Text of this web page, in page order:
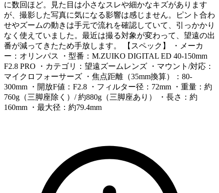
に数回ほど。見た目は小さなスレや細かなキズがあります
が、撮影した写真に気になる影響は感じません。ピント合わ
せやズームの動きは手元で流れを確認していて、引っかかり
なく使えていました。最近は撮る対象が変わって、望遠の出
番が減ってきたため手放します。 【スペック】 ・メーカ
ー：オリンパス ・型番：M.ZUIKO DIGITAL ED 40-150mm
F2.8 PRO ・カテゴリ：望遠ズームレンズ ・マウント/対応：
マイクロフォーサーズ ・焦点距離（35mm換算）：80-
300mm ・開放F値：F2.8 ・フィルター径：72mm ・重量：約
760g（三脚座除く）/ 約880g（三脚座あり） ・長さ：約
160mm ・最大径：約79.4mm